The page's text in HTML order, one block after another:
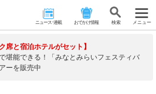
ニュース･連載 おでかけ情報 検 索 メニュー
席と宿泊ホテルがセット】
堪能できる！「みなとみらいフェスティバ
ーを販売中